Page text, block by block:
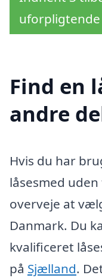
uforpligtende
Find en
andre
Hvis du har
låsesmed
overveje at
Danmark. Du
kvalificeret
på Sjælland.